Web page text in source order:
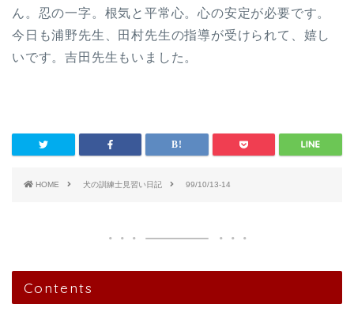
ん。忍の一字。根気と平常心。心の安定が必要です。
今日も浦野先生、田村先生の指導が受けられて、嬉し
いです。吉田先生もいました。
HOME 犬の訓練士見習い日記 99/10/13-14
Contents